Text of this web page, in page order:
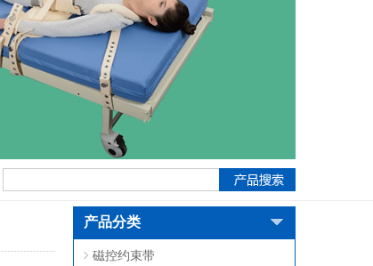
产品分类
磁控约束带